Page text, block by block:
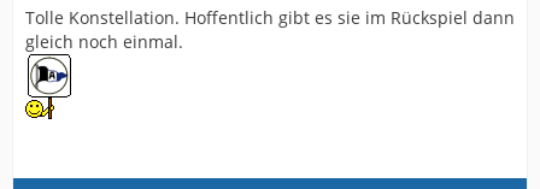
Tolle Konstellation. Hoffentlich gibt es sie im Rückspiel dann
gleich noch einmal.